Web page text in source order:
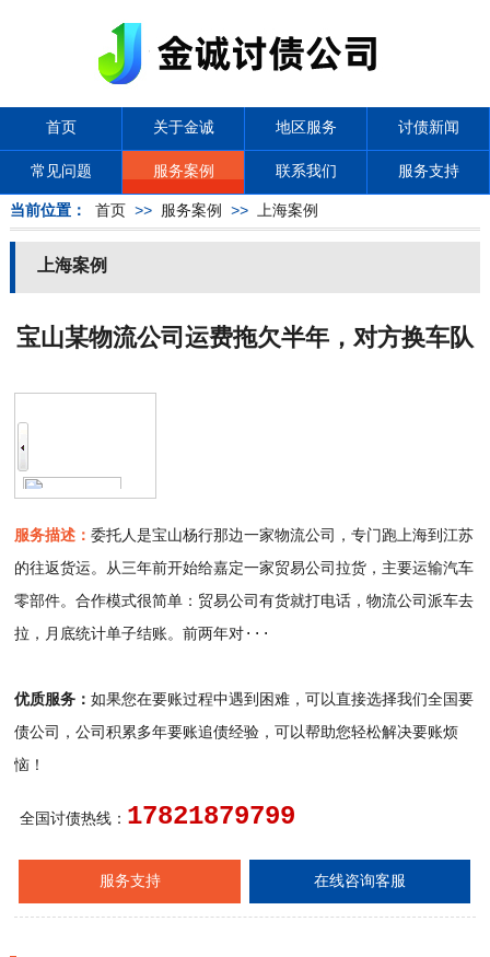
首页 关于金诚 地区服务 讨债新闻
常见问题 服务案例 联系我们 服务支持
当前位置： 首页 >> 服务案例 >> 上海案例
上海案例
宝山某物流公司运费拖欠半年，对方换车队
服务描述：委托人是宝山杨行那边一家物流公司，专门跑上海到江苏
的往返货运。从三年前开始给嘉定一家贸易公司拉货，主要运输汽车
零部件。合作模式很简单：贸易公司有货就打电话，物流公司派车去
拉，月底统计单子结账。前两年对···
优质服务：如果您在要账过程中遇到困难，可以直接选择我们全国要
债公司，公司积累多年要账追债经验，可以帮助您轻松解决要账烦
恼！
全国讨债热线： 17821879799
服务支持 在线咨询客服